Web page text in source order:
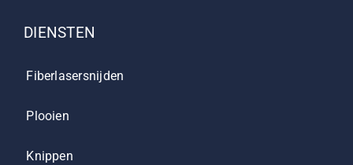
DIENSTEN
Fiberlasersnijden
Plooien
Knippen